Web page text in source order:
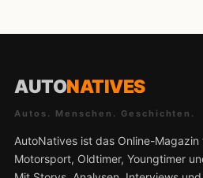
AUTONATIVES
Autos. Menschen. Geschichten.
AutoNatives ist das Online-Magazin
Motorsport, Oldtimer, Youngtimer